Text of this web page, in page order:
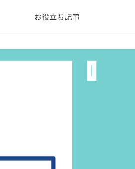
お役立ち記事